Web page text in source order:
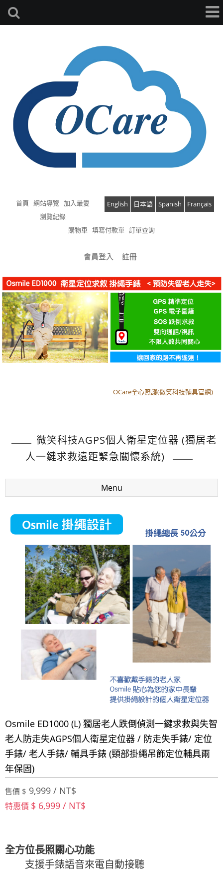
首頁 網站導覽 加入最愛 English 日本語 Spanish
Français
瀏覽紀錄
購物車 填寫付款單 訂單查詢
會員登入 註冊
OCare全心照護(微笑科技輔具官網)
微笑科技AGPS個人衛星定位器 (獨居老
人一鍵求救遠距緊急關懷系統)
Menu
Osmile ED1000 (L) 獨居老人跌倒偵測一鍵求救與失智
老人防走失AGPS個人衛星定位器 / 防走失手錶/ 定位
手錶/ 老人手錶/ 輔具手錶 (頸部掛繩吊飾定位輔具兩
年保固)
售價 $ 9,999 / NT$
特惠價 $ 6,999 / NT$
全方位長照關心功能
支援手錶語音來電自動接聽